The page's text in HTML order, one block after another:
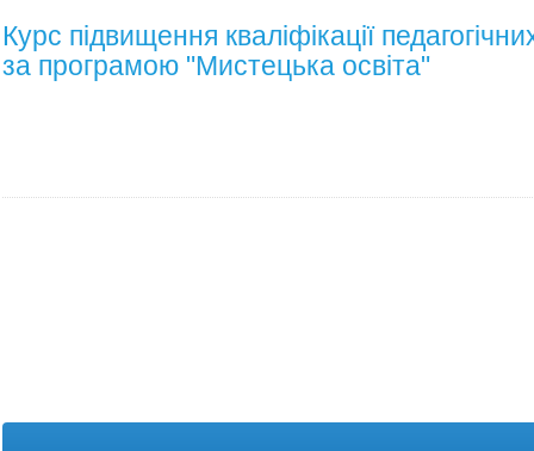
Курс підвищення кваліфікації
за програмою "Мистецька освіта"